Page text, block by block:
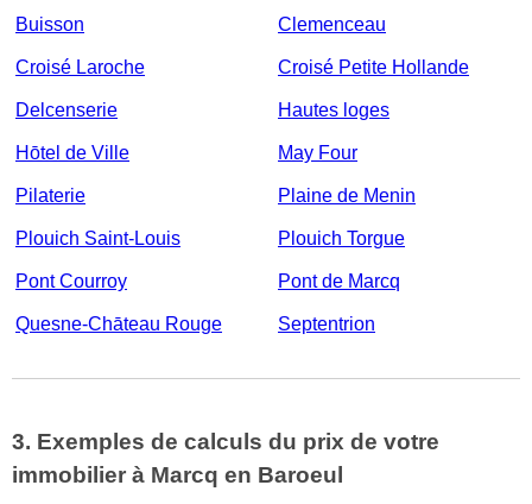
Buisson Clemenceau
Croisé Laroche Croisé Petite Hollande
Delcenserie Hautes loges
Hōtel de Ville May Four
Pilaterie Plaine de Menin
Plouich Saint-Louis Plouich Torgue
Pont Courroy Pont de Marcq
Quesne-Chāteau Rouge Septentrion
3. Exemples de calculs du prix de votre
immobilier à Marcq en Baroeul